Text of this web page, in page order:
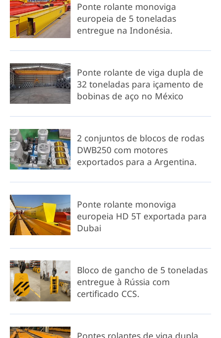
Ponte rolante monoviga
europeia de 5 toneladas
entregue na Indonésia.
Ponte rolante de viga dupla de
32 toneladas para içamento de
bobinas de aço no México
2 conjuntos de blocos de rodas
DWB250 com motores
exportados para a Argentina.
Ponte rolante monoviga
europeia HD 5T exportada para
Dubai
Bloco de gancho de 5 toneladas
entregue à Rússia com
certificado CCS.
Pontes rolantes de viga dupla